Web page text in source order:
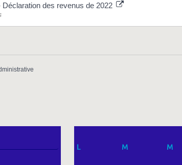
des revenus de 2022
L M M